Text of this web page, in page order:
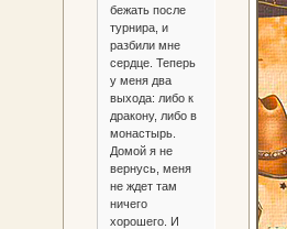
бежать после
турнира, и
разбили мне
сердце. Теперь
у меня два
выхода: либо к
дракону, либо в
монастырь.
Домой я не
вернусь, меня
не ждет там
ничего
хорошего. И